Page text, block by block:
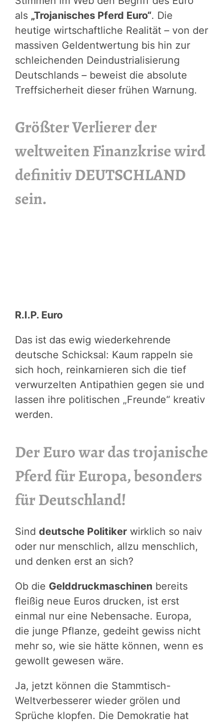
als „Trojanisches Pferd Euro“. Die
heutige wirtschaftliche Realität – von der
massiven Geldentwertung bis hin zur
schleichenden Deindustrialisierung
Deutschlands – beweist die absolute
Treffsicherheit dieser frühen Warnung.
Größter Verlierer der
weltweiten Finanzkrise wird
definitiv DEUTSCHLAND
sein.
R.I.P. Euro
Das ist das ewig wiederkehrende
deutsche Schicksal: Kaum rappeln sie
sich hoch, reinkarnieren sich die tief
verwurzelten Antipathien gegen sie und
lassen ihre politischen „Freunde“ kreativ
werden.
Der Euro war das trojanische
Pferd für Europa, besonders
für Deutschland!
Sind deutsche Politiker wirklich so naiv
oder nur menschlich, allzu menschlich,
und denken erst an sich?
Ob die Gelddruckmaschinen bereits
fleißig neue Euros drucken, ist erst
einmal nur eine Nebensache. Europa,
die junge Pflanze, gedeiht gewiss nicht
mehr so, wie sie hätte können, wenn es
gewollt gewesen wäre.
Ja, jetzt können die Stammtisch-
Weltverbesserer wieder grölen und
Sprüche klopfen. Die Demokratie hat